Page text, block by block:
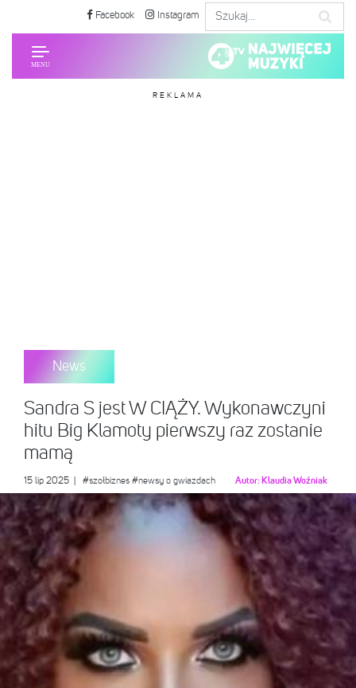
Facebook Instagram
REKLAMA
News
Sandra S jest W CIĄŻY. Wykonawczyni
hitu Big Klamoty pierwszy raz zostanie
mamą
15 lip 2025 #szołbiznes #newsy o gwiazdach Autor: Klaudia Woźniak